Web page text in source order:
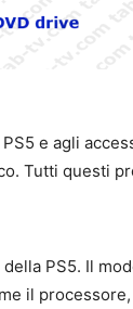
e agli
Tutti questi
PS5. Il
il